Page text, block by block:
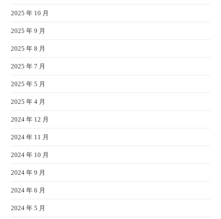
2025 年 10 月
2025 年 9 月
2025 年 8 月
2025 年 7 月
2025 年 5 月
2025 年 4 月
2024 年 12 月
2024 年 11 月
2024 年 10 月
2024 年 9 月
2024 年 6 月
2024 年 5 月